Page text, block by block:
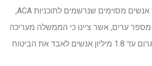
נוספות לאימות עבור אנשים מסוימים שנרשמים לתוכניות ACA,
מספר ערים, אשר ציינו כי הממשלה מעריכה
כי השינויים עלולים לגרום עד 1.8 מיליון אנשים לאבד את הביטוח